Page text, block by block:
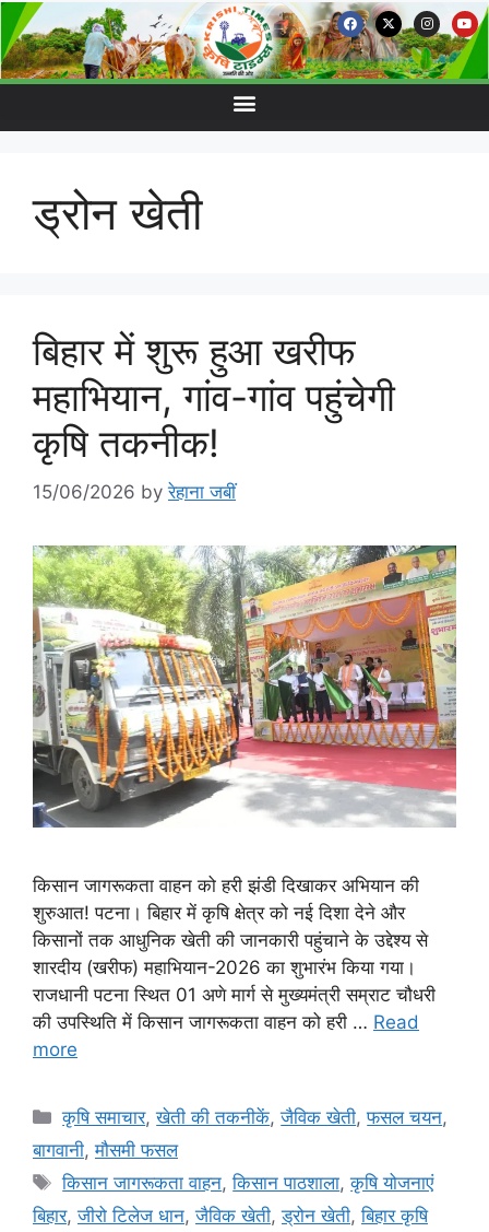
ड्रोन खेती
बिहार में शुरू हुआ खरीफ
महाभियान, गांव-गांव पहुंचेगी
कृषि तकनीक!
15/06/2026 byरेहाना जबीं
किसान जागरूकता वाहन को हरी झंडी दिखाकर अभियान की
शुरुआत! पटना। बिहार में कृषि क्षेत्र को नई दिशा देने और
किसानों तक आधुनिक खेती की जानकारी पहुंचाने के उद्देश्य से
शारदीय (खरीफ) महाभियान-2026 का शुभारंभ किया गया।
राजधानी पटना स्थित 01 अणे मार्ग से मुख्यमंत्री सम्राट चौधरी
की उपस्थिति में किसान जागरूकता वाहन को हरी … Read
more
कृषि समाचार,खेती की तकनीकें,जैविक खेती,फसल चयन,
बागवानी,मौसमी फसल
किसान जागरूकता वाहन,किसान पाठशाला,कृषि योजनाएं
बिहार,जीरो टिलेज धान,जैविक खेती,ड्रोन खेती,बिहार कृषि